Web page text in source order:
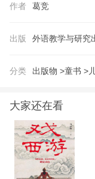
作品被称为“新鲜
央台、北京台播
校》、《三眼猫》
作者 葛竞
出版 外语教学与研究
分类 出版物 >童书 >
大家还在看